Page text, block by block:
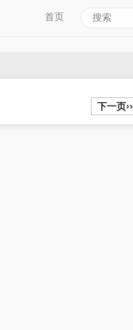
首页
下一页››